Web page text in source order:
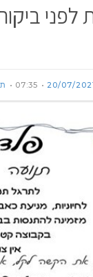
20/07/
07:35